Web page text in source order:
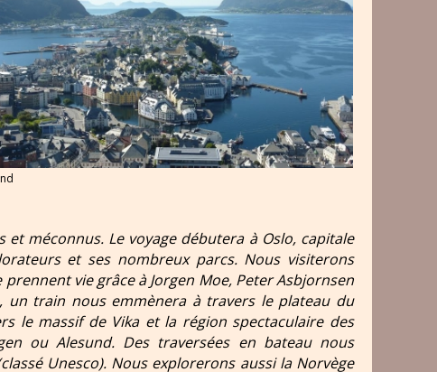
méconnus. Le voyage débutera à Oslo, capitale
et ses nombreux parcs. Nous visiterons
vie grâce à Jorgen Moe, Peter Asbjornsen
un train nous emmènera à travers le plateau du
le massif de Vika et la région spectaculaire des
ou Alesund. Des traversées en bateau nous
Unesco). Nous explorerons aussi la Norvège